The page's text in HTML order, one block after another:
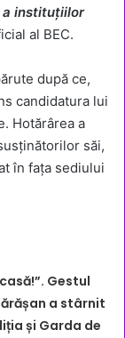
a instituțiilor
al BEC.
după ce,
candidatura lui
Hotărârea a
săi,
în fața sediului
Gestul
a stârnit
și Garda de